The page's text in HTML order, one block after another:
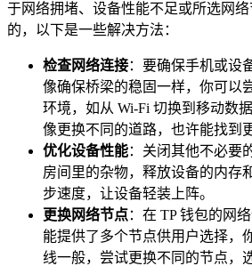
于网络拥堵、设备性能不足或所选网
的，以下是一些解决方法：
检查网络连接：要确保手机或设
像确保桥梁的稳固一样，你可以
环境，如从 Wi-Fi 切换到移动数
像更换不同的道路，也许能找到
优化设备性能：关闭其他不必要
房间里的杂物，释放设备的内存
步速度，让设备轻装上阵。
更换网络节点：在 TP 钱包的网
能提供了多个节点供用户选择，
线一般，尝试更换不同的节点，